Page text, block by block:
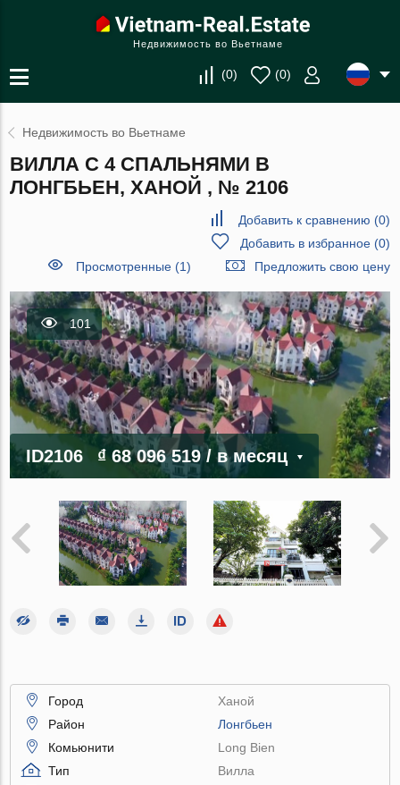
Недвижимость во Вьетнаме
(0) (0)
Недвижимость во Вьетнаме
ВИЛЛА С 4 СПАЛЬНЯМИ В
ЛОНГБЬЕН, ХАНОЙ , № 2106
Добавить к сравнению (0)
Добавить в избранное(0)
Просмотренные (1)
Предложить свою цену
101
ID2106 ₫ 68 096 519/ в месяц
Город
Ханой
Район
Лонгбьен
Комьюнити
Long Bien
Тип
Вилла